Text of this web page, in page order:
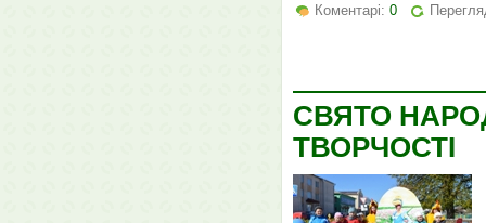
Коментарі: 0
СВЯТО
ТВОРЧОСТІ